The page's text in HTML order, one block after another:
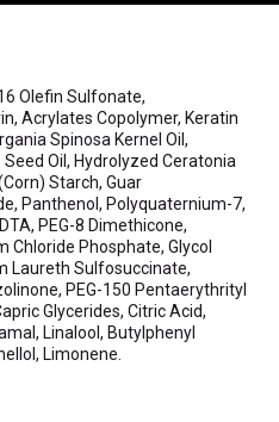
Olefin Sulfonate,
Acrylates Copolymer, Keratin
Spinosa Kernel Oil,
Oil, Hydrolyzed Ceratonia
Starch, Guar
Panthenol, Polyquaternium-7,
PEG-8 Dimethicone,
Chloride Phosphate, Glycol
Laureth Sulfosuccinate,
PEG-150 Pentaerythrityl
Glycerides, Citric Acid,
Linalool, Butylphenyl
Limonene.